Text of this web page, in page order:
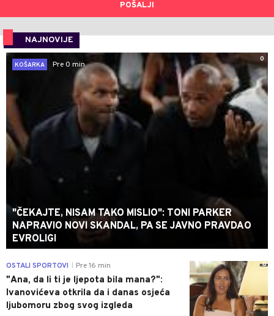
POŠALJI
NAJNOVIJE
0
KOŠARKA
Pre 0 min
"ČEKAJTE, NISAM TAKO MISLIO": TONI PARKER
NAPRAVIO NOVI SKANDAL, PA SE JAVNO PRAVDAO
EVROLIGI
0
OSTALI SPORTOVI Pre 16 min
"Ana, da li ti je ljepota bila mana?":
Ivanovićeva otkrila da i danas osjeća
ljubomoru zbog svog izgleda